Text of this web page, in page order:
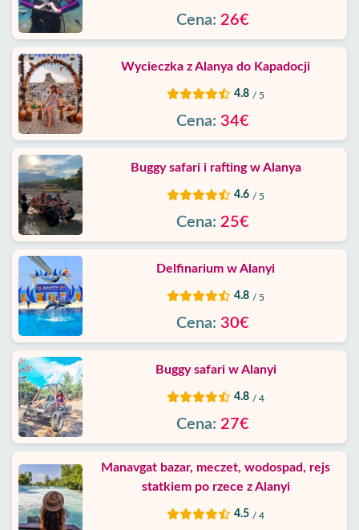
Cena: 26€
Wycieczka z Alanya do Kapadocji
4.8 / 5
Cena: 34€
Buggy safari i rafting w Alanya
4.6 / 5
Cena: 25€
Delfinarium w Alanyi
4.8 / 5
Cena: 30€
Buggy safari w Alanyi
4.8 / 4
Cena: 27€
Manavgat bazar, meczet, wodospad, rejs
statkiem po rzece z Alanyi
4.5 / 4